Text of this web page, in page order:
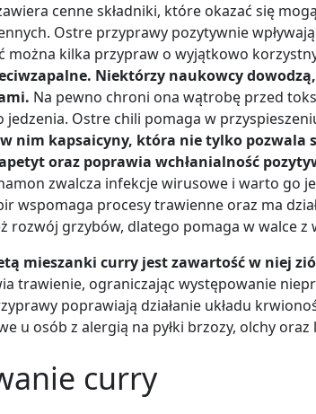
cenne składniki, które okazać się
Ostre przyprawy pozytywnie
można kilka przypraw o wyjątkowo
Niektórzy naukowcy
Na pewno chroni ona wątrobę przed
jedzenia. Ostre chili pomaga w
nim kapsaicyny, która nie tylko pozwala
oraz poprawia wchłanialność
zwalcza infekcje wirusowe i warto go
wspomaga procesy trawienne oraz ma
rozwój grzybów, dlatego pomaga w walce z
mieszanki curry jest zawartość w niej
trawienie, ograniczając występowanie
poprawiają działanie układu
u osób z alergią na pyłki brzozy, olchy oraz
curry